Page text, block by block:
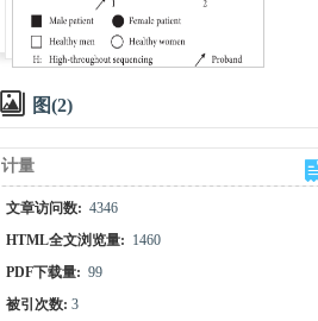
图(2)
计量
文章访问数: 4346
HTML全文浏览量: 1460
PDF下载量: 99
被引次数:3